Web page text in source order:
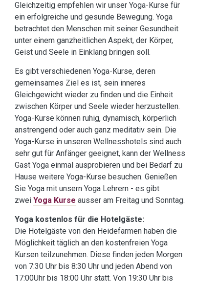
Gleichzeitig empfehlen wir unser Yoga-Kurse für
ein erfolgreiche und gesunde Bewegung. Yoga
betrachtet den Menschen mit seiner Gesundheit
unter einem ganzheitlichen Aspekt, der Körper,
Geist und Seele in Einklang bringen soll.
Es gibt verschiedenen Yoga-Kurse, deren
gemeinsames Ziel es ist, sein inneres
Gleichgewicht wieder zu finden und die Einheit
zwischen Körper und Seele wieder herzustellen.
Yoga-Kurse können ruhig, dynamisch, körperlich
anstrengend oder auch ganz meditativ sein. Die
Yoga-Kurse in unseren Wellnesshotels sind auch
sehr gut für Anfänger geeignet, kann der Wellness
Gast Yoga einmal ausprobieren und bei Bedarf zu
Hause weitere Yoga-Kurse besuchen. Genießen
Sie Yoga mit unsern Yoga Lehrern - es gibt
zwei Yoga Kurse ausser am Freitag und Sonntag.
Yoga kostenlos für die Hotelgäste:
Die Hotelgäste von den Heidefarmen haben die
Möglichkeit täglich an den kostenfreien Yoga
Kursen teilzunehmen. Diese finden jeden Morgen
von 7:30 Uhr bis 8:30 Uhr und jeden Abend von
17:00Uhr bis 18:00 Uhr statt. Von 19:30 Uhr bis